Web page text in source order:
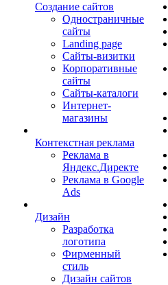
Создание сайтов
Одностраничные
сайты
Landing page
Сайты-визитки
Корпоративные
сайты
Сайты-каталоги
Интернет-
магазины
Контекстная реклама
Реклама в
Яндекс.Директе
Реклама в Google
Ads
Дизайн
Разработка
логотипа
Фирменный
стиль
Дизайн сайтов